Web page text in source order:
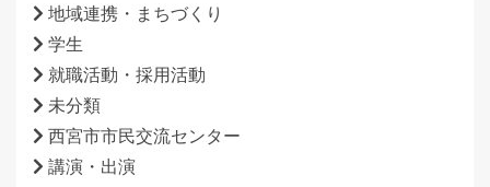
地域連携・まちづくり
学生
就職活動・採用活動
未分類
西宮市市民交流センター
講演・出演